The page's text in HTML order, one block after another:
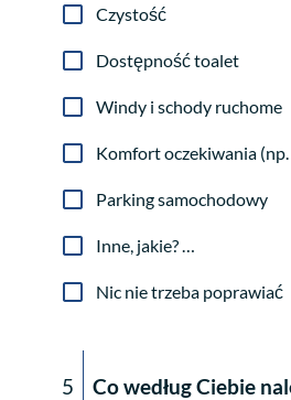
Czystość
Dostępność toalet
Windy i schody ruchome
Komfort oczekiwania
Parking samochodowy
Inne, jakie? …
Nic nie trzeba poprawiać
5 Co według Ciebie